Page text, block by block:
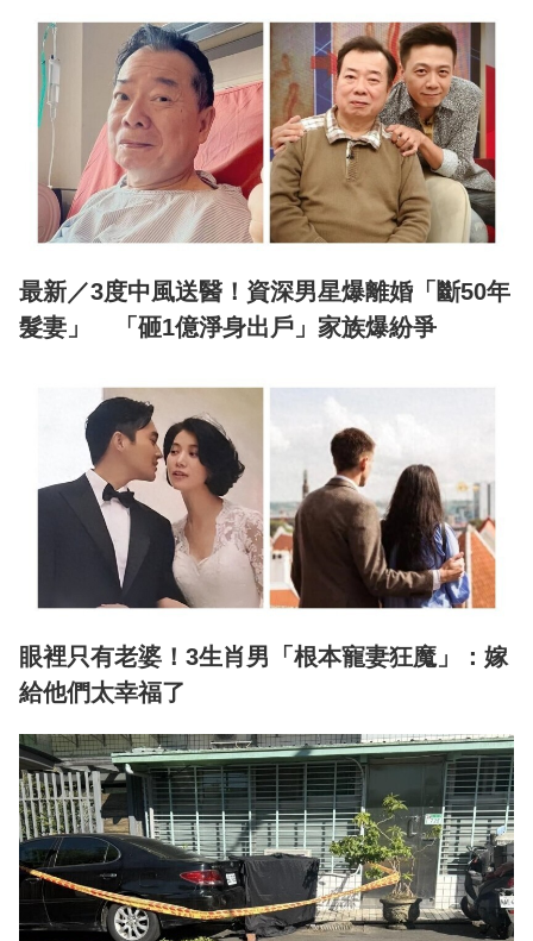
最新／3度中風送醫！資深男星爆離婚「斷50年
髮妻」 「砸1億淨身出戶」家族爆紛爭
眼裡只有老婆！3生肖男「根本寵妻狂魔」：嫁
給他們太幸福了